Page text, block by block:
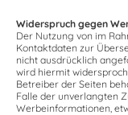
Widerspruch gegen
Der Nutzung von im
Kontaktdaten zur
nicht ausdrücklich
wird hiermit
Betreiber der Seiten
Falle der unverlangten
Werbeinformationen,